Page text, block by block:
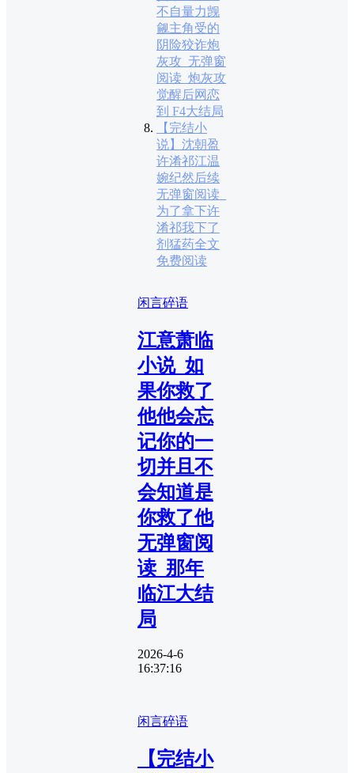
不自量力觊
觎主角受的
阴险狡诈炮
灰攻_无弹窗
阅读_炮灰攻
觉醒后网恋
到 F4大结局
【完结小
说】沈朝盈
许淆祁江温
婉纪然后续
无弹窗阅读_
为了拿下许
淆祁我下了
剂猛药全文
免费阅读
闲言碎语
江意萧临
小说_如
果你救了
他他会忘
记你的一
切并且不
会知道是
你救了他
无弹窗阅
读_那年
临江大结
局
2026-4-6
16:37:16
闲言碎语
【完结小